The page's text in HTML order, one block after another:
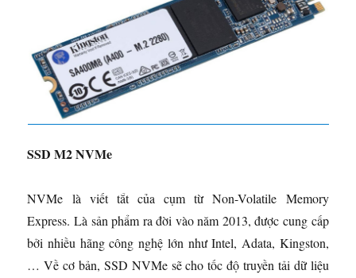
SSD M2 NVMe
NVMe là viết tắt của cụm từ Non-Volatile Memory
Express. Là sản phẩm ra đời vào năm 2013, được cung cấp
bởi nhiều hãng công nghệ lớn như Intel, Adata, Kingston,
… Về cơ bản, SSD NVMe sẽ cho tốc độ truyền tải dữ liệu